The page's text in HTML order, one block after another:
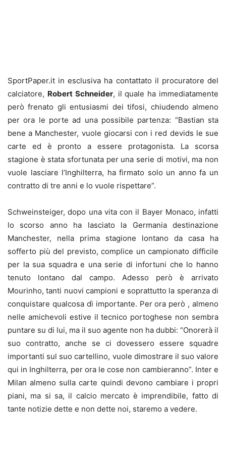
SportPaper.it in esclusiva ha contattato il procuratore del
calciatore, Robert Schneider, il quale ha immediatamente
però frenato gli entusiasmi dei tifosi, chiudendo almeno
per ora le porte ad una possibile partenza: “Bastian sta
bene a Manchester, vuole giocarsi con i red devids le sue
carte ed è pronto a essere protagonista. La scorsa
stagione è stata sfortunata per una serie di motivi, ma non
vuole lasciare l’Inghilterra, ha firmato solo un anno fa un
contratto di tre anni e lo vuole rispettare”.
Schweinsteiger, dopo una vita con il Bayer Monaco, infatti
lo scorso anno ha lasciato la Germania destinazione
Manchester, nella prima stagione lontano da casa ha
sofferto più del previsto, complice un campionato difficile
per la sua squadra e una serie di infortuni che lo hanno
tenuto lontano dal campo. Adesso però è arrivato
Mourinho, tanti nuovi campioni e soprattutto la speranza di
conquistare qualcosa dì importante. Per ora però , almeno
nelle amichevoli estive il tecnico portoghese non sembra
puntare su di lui, ma il suo agente non ha dubbi: “Onorerà il
suo contratto, anche se ci dovessero essere squadre
importanti sul suo cartellino, vuole dimostrare il suo valore
qui in Inghilterra, per ora le cose non cambieranno”. Inter e
Milan almeno sulla carte quindi devono cambiare i propri
piani, ma si sa, il calcio mercato è imprendibile, fatto di
tante notizie dette e non dette noi, staremo a vedere.